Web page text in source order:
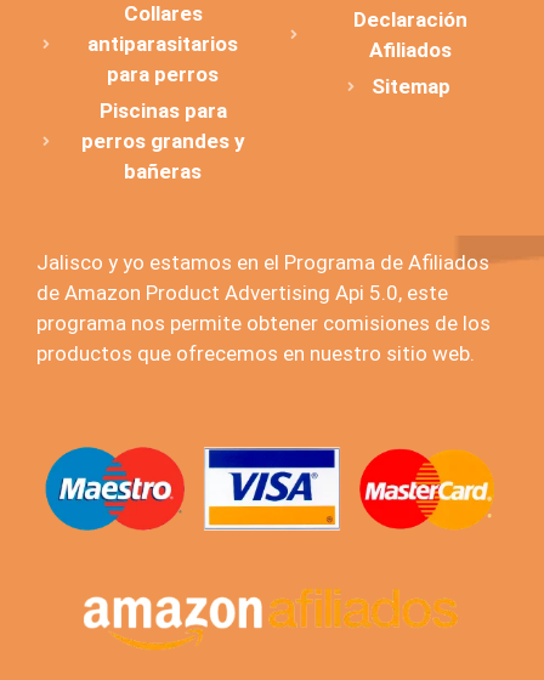
Collares
antiparasitarios
para perros
Piscinas para
perros grandes y
bañeras
Declaración
Afiliados
Sitemap
Jalisco y yo estamos en el Programa de Afiliados
de Amazon Product Advertising Api 5.0, este
programa nos permite obtener comisiones de los
productos que ofrecemos en nuestro sitio web.